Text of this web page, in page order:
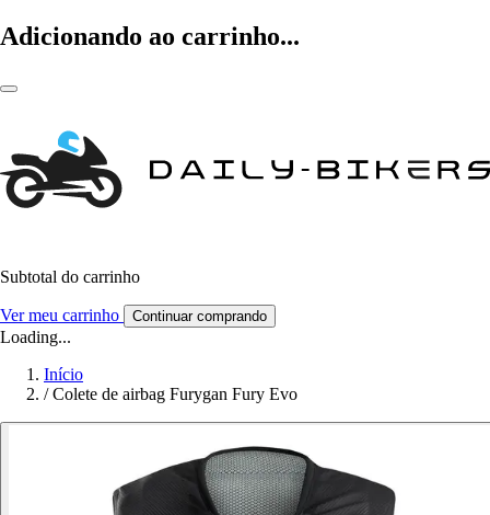
Adicionando ao carrinho...
Subtotal do carrinho
Ver meu carrinho Continuar comprando
Loading...
Início
/ Colete de airbag Furygan Fury Evo